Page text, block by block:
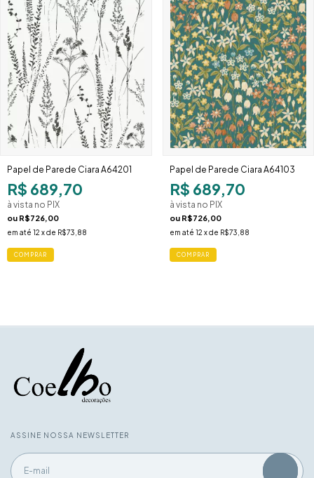
Papel de Parede Ciara A64201
R$ 689,70
à vista no PIX
ou R$726,00
em até 12 x de R$73,88
Papel de Parede Ciara A64103
R$ 689,70
à vista no PIX
ou R$726,00
em até 12 x de R$73,88
ASSINE NOSSA NEWSLETTER